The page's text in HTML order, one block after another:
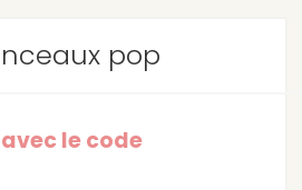
pop
le code